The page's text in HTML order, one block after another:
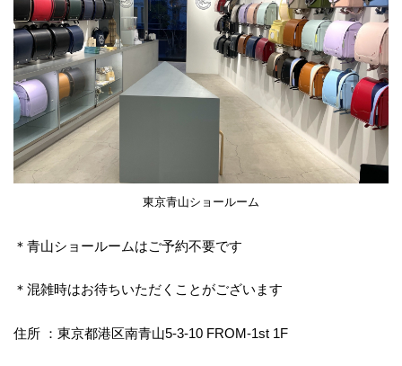
東京青山ショールーム
＊青山ショールームはご予約不要です
＊混雑時はお待ちいただくことがございます
住所 ：東京都港区南青山5-3-10 FROM-1st 1F